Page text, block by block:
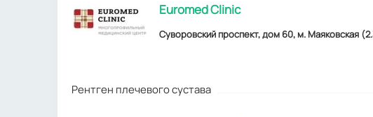
Euromed Clinic
Суворовский проспект, дом 60, м. Маяковская
Рентген плечевого сустава